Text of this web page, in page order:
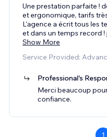
Une prestation parfaite !
et ergonomique, tarifs
L'agence a écrit tous les
et dans un temps record
Show More
Service Provided:
Professional's
Merci beaucoup
confiance.
1